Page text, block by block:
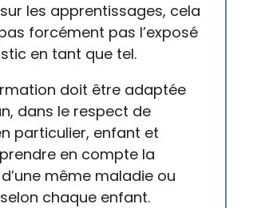
les apprentissages, cela
forcément pas l’exposé
en tant que tel.
doit être adaptée
dans le respect de
particulier, enfant et
en compte la
même maladie ou
chaque enfant.